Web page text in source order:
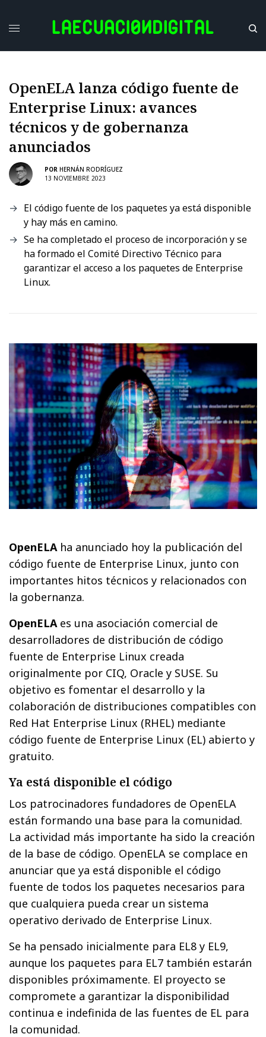
OpenELA lanza código fuente de
Enterprise Linux: avances
técnicos y de gobernanza
anunciados
POR HERNÁN RODRÍGUEZ
13 NOVIEMBRE 2023
El código fuente de los paquetes ya está disponible
y hay más en camino.
Se ha completado el proceso de incorporación y se
ha formado el Comité Directivo Técnico para
garantizar el acceso a los paquetes de Enterprise
Linux.
OpenELA ha anunciado hoy la publicación del
código fuente de Enterprise Linux, junto con
importantes hitos técnicos y relacionados con
la gobernanza.
OpenELA es una asociación comercial de
desarrolladores de distribución de código
fuente de Enterprise Linux creada
originalmente por CIQ, Oracle y SUSE. Su
objetivo es fomentar el desarrollo y la
colaboración de distribuciones compatibles con
Red Hat Enterprise Linux (RHEL) mediante
código fuente de Enterprise Linux (EL) abierto y
gratuito.
Ya está disponible el código
Los patrocinadores fundadores de OpenELA
están formando una base para la comunidad.
La actividad más importante ha sido la creación
de la base de código. OpenELA se complace en
anunciar que ya está disponible el código
fuente de todos los paquetes necesarios para
que cualquiera pueda crear un sistema
operativo derivado de Enterprise Linux.
Se ha pensado inicialmente para EL8 y EL9,
aunque los paquetes para EL7 también estarán
disponibles próximamente. El proyecto se
compromete a garantizar la disponibilidad
continua e indefinida de las fuentes de EL para
la comunidad.